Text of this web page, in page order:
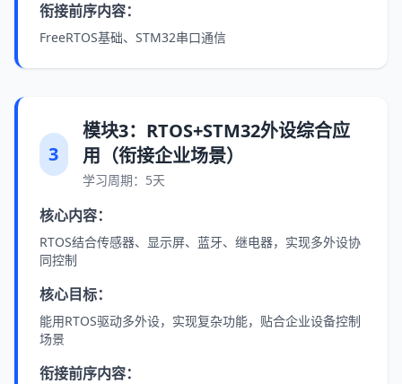
衔接前序内容：
FreeRTOS基础、STM32串口通信
3
模块3：RTOS+STM32外设综合应
用（衔接企业场景）
学习周期：5天
核心内容：
RTOS结合传感器、显示屏、蓝牙、继电器，实现多外设协
同控制
核心目标：
能用RTOS驱动多外设，实现复杂功能，贴合企业设备控制
场景
衔接前序内容：